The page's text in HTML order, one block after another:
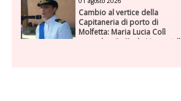
Cambio al vertice della
Capitaneria di porto di
Molfetta: Maria Lucia Colì
succede a Raffaele Muscariello